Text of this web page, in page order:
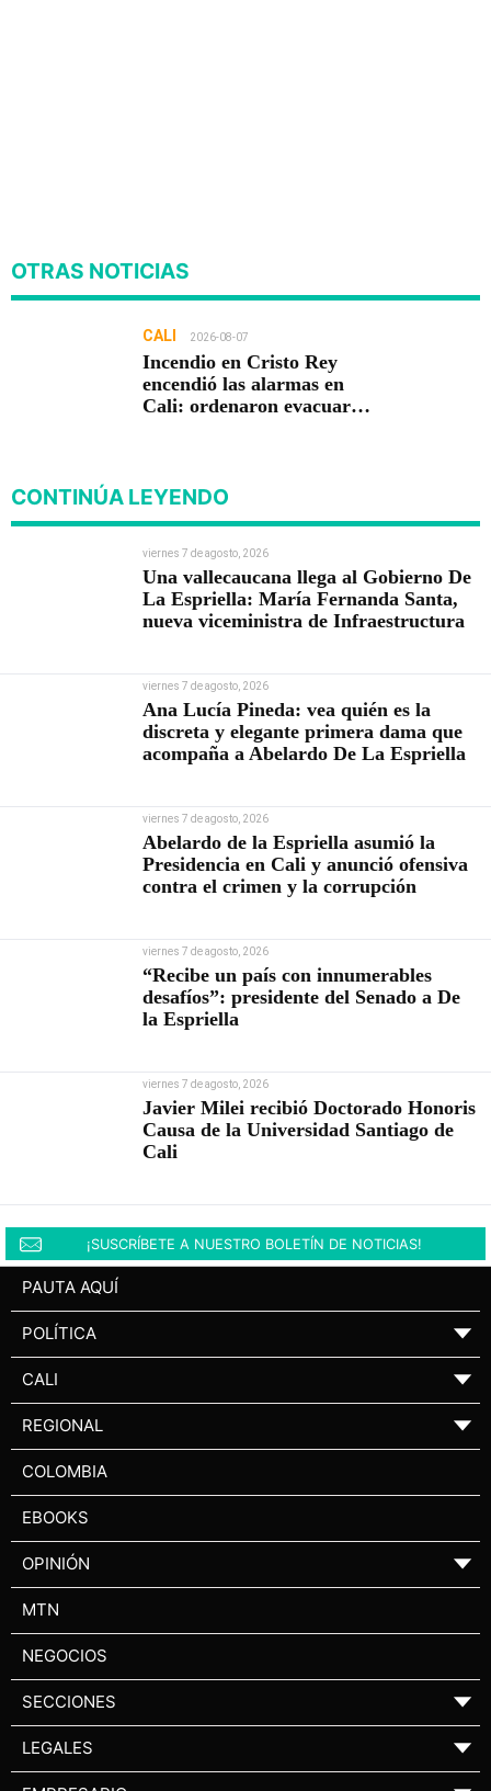
OTRAS NOTICIAS
CALI 2026-08-07
Incendio en Cristo Rey
encendió las alarmas en
Cali: ordenaron evacuar
CONTINÚA LEYENDO
viernes 7 de agosto, 2026
Una vallecaucana llega al Gobierno De
La Espriella: María Fernanda Santa,
nueva viceministra de Infraestructura
viernes 7 de agosto, 2026
Ana Lucía Pineda: vea quién es la
discreta y elegante primera dama que
acompaña a Abelardo De La Espriella
viernes 7 de agosto, 2026
Abelardo de la Espriella asumió la
Presidencia en Cali y anunció ofensiva
contra el crimen y la corrupción
viernes 7 de agosto, 2026
“Recibe un país con innumerables
desafíos”: presidente del Senado a De
la Espriella
viernes 7 de agosto, 2026
Javier Milei recibió Doctorado Honoris
Causa de la Universidad Santiago de
Cali
¡SUSCRÍBETE A NUESTRO BOLETÍN DE NOTICIAS!
PAUTA AQUÍ
POLÍTICA ▼
CALI ▼
REGIONAL ▼
COLOMBIA
EBOOKS
OPINIÓN ▼
MTN
NEGOCIOS
SECCIONES ▼
LEGALES ▼